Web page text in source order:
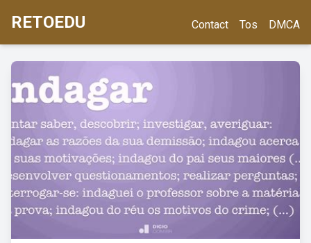
RETOEDU Contact Tos DMCA